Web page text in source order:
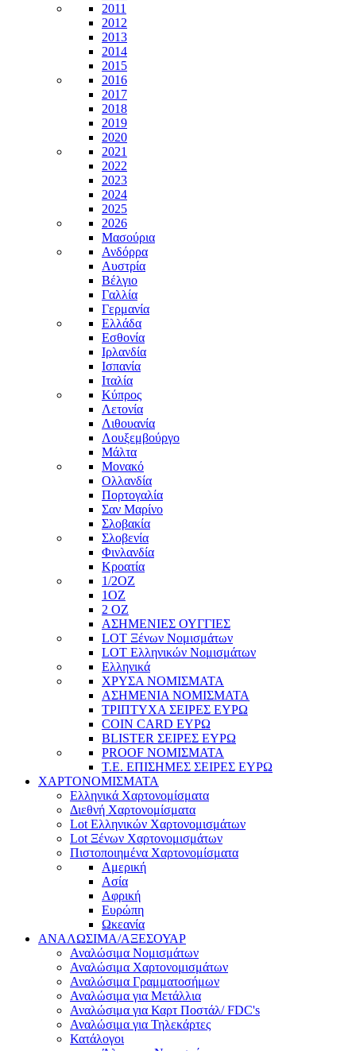
2011
2012
2013
2014
2015
2016
2017
2018
2019
2020
2021
2022
2023
2024
2025
2026
Μασούρια
Ανδόρρα
Αυστρία
Βέλγιο
Γαλλία
Γερμανία
Ελλάδα
Εσθονία
Ιρλανδία
Ισπανία
Ιταλία
Κύπρος
Λετονία
Λιθουανία
Λουξεμβούργο
Μάλτα
Μονακό
Ολλανδία
Πορτογαλία
Σαν Μαρίνο
Σλοβακία
Σλοβενία
Φινλανδία
Κροατία
1/2ΟΖ
1ΟΖ
2 OZ
ΑΣΗΜΕΝΙΕΣ ΟΥΓΓΙΕΣ
LOT Ξένων Νομισμάτων
LOT Ελληνικών Νομισμάτων
Ελληνικά
ΧΡΥΣΑ ΝΟΜΙΣΜΑΤΑ
ΑΣΗΜΕΝΙΑ ΝΟΜΙΣΜΑΤΑ
ΤΡΙΠΤΥΧΑ ΣΕΙΡΕΣ ΕΥΡΩ
COIN CARD ΕΥΡΩ
BLISTER ΣΕΙΡΕΣ ΕΥΡΩ
PROOF ΝΟΜΙΣΜΑΤΑ
Τ.Ε. ΕΠΙΣΗΜΕΣ ΣΕΙΡΕΣ ΕΥΡΩ
ΧΑΡΤΟΝΟΜΙΣΜΑΤΑ
Eλληνικά Χαρτονομίσματα
Διεθνή Χαρτονομίσματα
Lot Ελληνικών Χαρτονομισμάτων
Lot Ξένων Χαρτονομισμάτων
Πιστοποιημένα Χαρτονομίσματα
Αμερική
Ασία
Αφρική
Ευρώπη
Ωκεανία
ΑΝΑΛΩΣΙΜΑ/ΑΞΕΣΟΥΑΡ
Αναλώσιμα Νομισμάτων
Αναλώσιμα Χαρτονομισμάτων
Αναλώσιμα Γραμματοσήμων
Αναλώσιμα για Μετάλλια
Αναλώσιμα για Καρτ Ποστάλ/ FDC's
Αναλώσιμα για Τηλεκάρτες
Κατάλογοι